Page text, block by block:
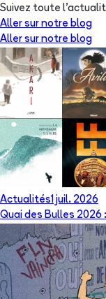
Suivez toute
Aller sur notre blog
Aller sur notre blog
Actualités1 juil. 2026
Quai des Bulles 2026